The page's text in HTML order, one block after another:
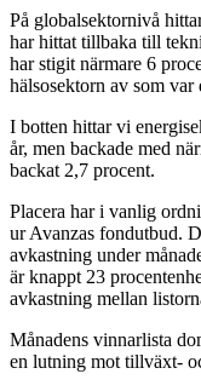
På globalsektornivå
har hittat tillbaka till
har stigit närmare 6
hälsosektorn av som var
I botten hittar vi
år, men backade med
backat 2,7 procent.
Placera har i vanlig
ur Avanzas fondutbud.
avkastning under
är knappt 23
avkastning mellan
Månadens vinnarlista
en lutning mot tillväxt-